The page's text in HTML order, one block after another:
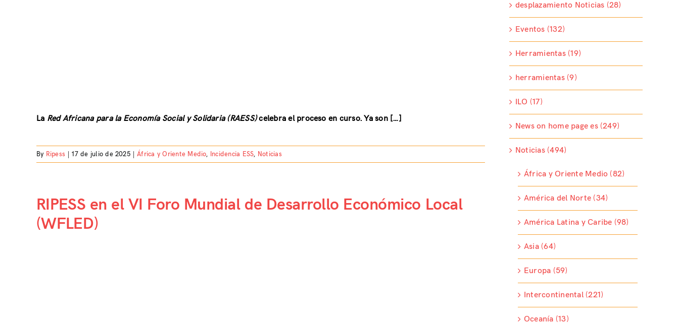
La Red Africana para la Economía Social y Solidaria (RAESS)celebra el proceso en curso. Ya son […]
By Ripess | 17 de julio de 2025 | África y Oriente Medio, Incidencia ESS, Noticias
RIPESS en el VI Foro Mundial de Desarrollo Económico Local
(WFLED)
desplazamiento Noticias (28)
Eventos (132)
Herramientas (19)
herramientas (9)
ILO (17)
News on home page es (249)
Noticias (494)
África y Oriente Medio (82)
América del Norte (34)
América Latina y Caribe (98)
Asia (64)
Europa (59)
Intercontinental (221)
Oceanía (13)